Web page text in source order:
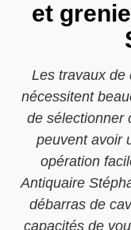
et
Les travaux de
nécessitent
de sélectionner
peuvent avoir
opération
Antiquaire
débarras de
capacités de